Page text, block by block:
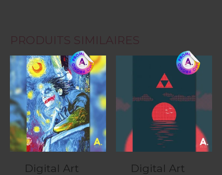
PRODUITS SIMILAIRES
Digital Art Digital Art